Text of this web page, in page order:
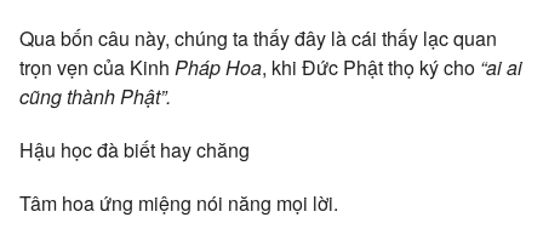
Qua bốn câu này, chúng ta thấy đây là cái thấy lạc quan
trọn vẹn của Kinh Pháp Hoa, khi Đức Phật thọ ký cho “ai ai
cũng thành Phật”.
Hậu học đà biết hay chăng
Tâm hoa ứng miệng nói năng mọi lời.